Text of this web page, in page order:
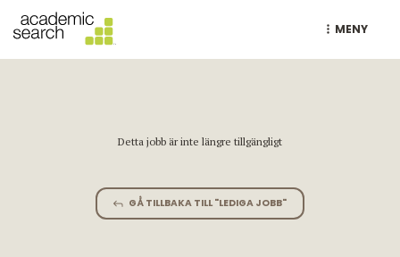
MENY
Detta jobb är inte längre tillgängligt
GÅ TILLBAKA TILL "LEDIGA JOBB"